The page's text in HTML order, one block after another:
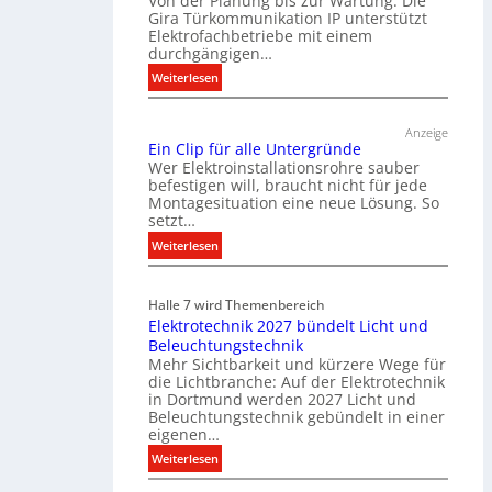
Gira Türkommunikation IP unterstützt
Elektrofachbetriebe mit einem
durchgängigen…
Weiterlesen:
T
r
k
o
m
u
n
k
a
t
i
o
n
t
Anzeige
Ein Clip für alle Untergründe
Wer Elektroinstallationsrohre sauber
befestigen will, braucht nicht für jede
Montagesituation eine neue Lösung. So
setzt…
Weiterlesen:
E
n
C
l
i
p
f
a
Halle 7 wird Themenbereich
Elektrotechnik 2027 bündelt Licht und
Beleuchtungstechnik
Mehr Sichtbarkeit und kürzere Wege für
die Lichtbranche: Auf der Elektrotechnik
in Dortmund werden 2027 Licht und
Beleuchtungstechnik gebündelt in einer
eigenen…
Weiterlesen:
E